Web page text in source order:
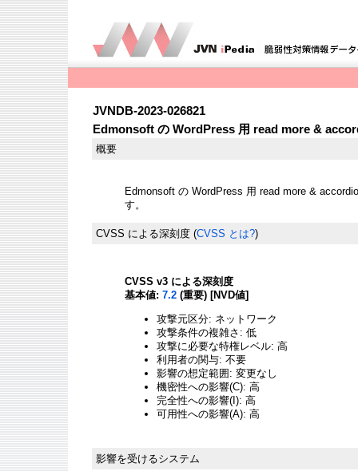
JVNDB-2023-026821
Edmonsoft の WordPress 用 read more &
概要
Edmonsoft の WordPress 用 read more &
す。
CVSS による深刻度 (CVSS とは?)
CVSS v3 による深刻度
基本値: 7.2 (重要) [NVD値]
攻撃元区分: ネットワーク
攻撃条件の複雑さ: 低
攻撃に必要な特権レベル: 高
利用者の関与: 不要
影響の想定範囲: 変更なし
機密性への影響(C): 高
完全性への影響(I): 高
可用性への影響(A): 高
影響を受けるシステム